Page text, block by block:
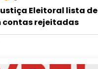
Eleitoral lista de
contas rejeitadas